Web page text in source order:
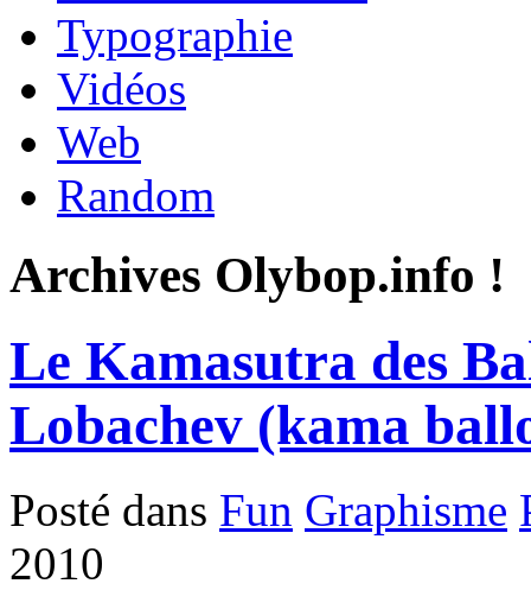
Typographie
Vidéos
Web
Random
Archives Olybop.info !
Le Kamasutra des
Lobachev (kama
Posté dans Fun Graphisme
2010